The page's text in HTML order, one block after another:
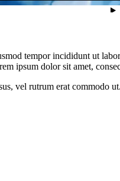
tempor incididunt ut
ipsum dolor sit amet,
vel rutrum erat commodo